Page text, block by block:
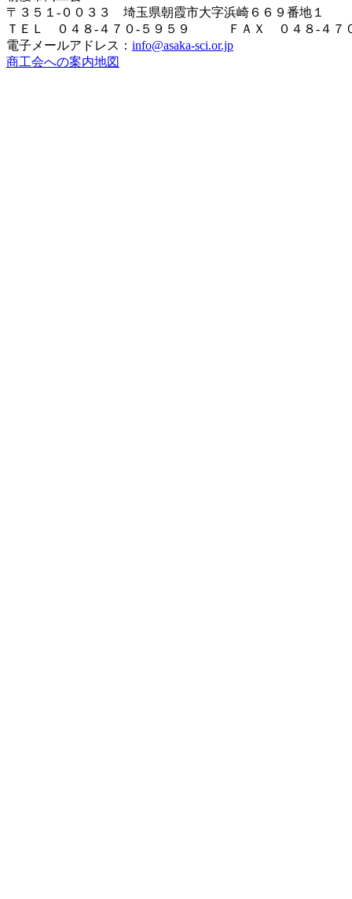
〒３５１-００３３ 埼玉県朝霞市大字浜崎６６９番地１
ＴＥＬ ０４８-４７０-５９５９ ＦＡＸ ０４８-４７
電子メールアドレス： info@asaka-sci.or.jp
商工会への案内地図